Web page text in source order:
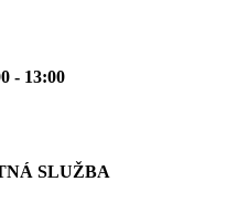
- 13:00
SLUŽBA